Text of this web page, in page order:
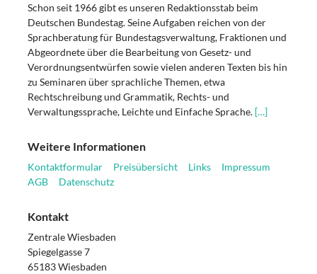
Schon seit 1966 gibt es unseren Redaktionsstab beim
Deutschen Bundestag. Seine Aufgaben reichen von der
Sprachberatung für Bundestagsverwaltung, Fraktionen und
Abgeordnete über die Bearbeitung von Gesetz- und
Verordnungsentwürfen sowie vielen anderen Texten bis hin
zu Seminaren über sprachliche Themen, etwa
Rechtschreibung und Grammatik, Rechts- und
Verwaltungssprache, Leichte und Einfache Sprache. […]
Weitere Informationen
Kontaktformular Preisübersicht Links
Impressum
AGB
Datenschutz
Kontakt
Zentrale Wiesbaden
Spiegelgasse 7
65183 Wiesbaden